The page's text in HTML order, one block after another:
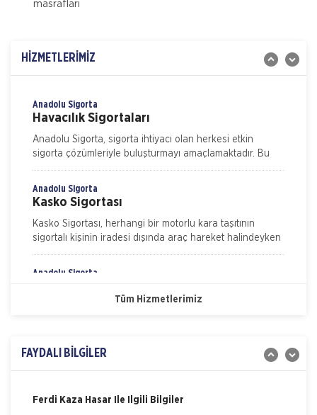
masrafları
HİZMETLERİMİZ
Gulf Sigorta tarafından Sorumluluk Sigortaları
kategorisinde sunulan İşveren Sorumluluk Sigortası ile
Anadolu Sigorta
Havacılık Sigortaları
Anadolu Sigorta, sigorta ihtiyacı olan herkesi etkin
sigorta çözümleriyle buluşturmayı amaçlamaktadır. Bu
kapsamda sigortalılarımızın beklenti ve ihtiyaçlarını
Anadolu Sigorta
Kasko Sigortası
Kasko Sigortası, herhangi bir motorlu kara taşıtının
sigortalı kişinin iradesi dışında araç hareket halindeyken
ya da dururken hasara uğraması, çalınması, yanması ve
Anadolu Sigorta
güvende his
Anadolu Sigorta
Sağlık Sigortası
bir kaza veya hastalık sonucunda ortaya çıkabilecek
Tüm Hizmetlerimiz
FAYDALI BİLGİLER
Nakliye Hasarı İçin Gerekli Bilgiler
Yangın Hasarı ile ilgili Bilgiler
Ferdi Kaza Hasar İle İlgili Bilgiler